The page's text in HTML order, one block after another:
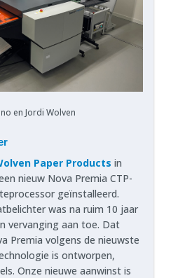
en Jordi Wolven
Paper Products in
nieuw Nova Premia CTP-
geïnstalleerd.
was na ruim 10 jaar
vervanging aan toe. Dat
Premia volgens de nieuwste
is ontworpen,
Onze nieuwe aanwinst is